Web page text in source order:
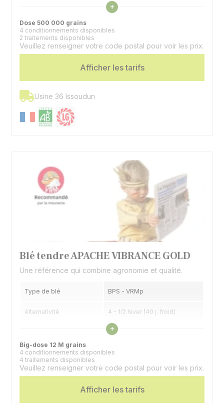
7 - Précoce
Voir les caractéristiques
+
Dose 500 000 grains
4 conditionnements disponibles
2 traitements disponibles
Veuillez renseigner votre code postal pour voir les prix.
Afficher les tarifs
Usine 36 Issoudun
Blé tendre APACHE VIBRANCE GOLD
Une référence qui combine agronomie et qualité.
Type de blé BPS - VRMp
Alternativité 4 - 1/2 hiver (40 j. froid)
7 - Précoce
Voir les caractéristiques
+
Big-dose 12 M grains
4 conditionnements disponibles
4 traitements disponibles
Veuillez renseigner votre code postal pour voir les prix.
Afficher les tarifs